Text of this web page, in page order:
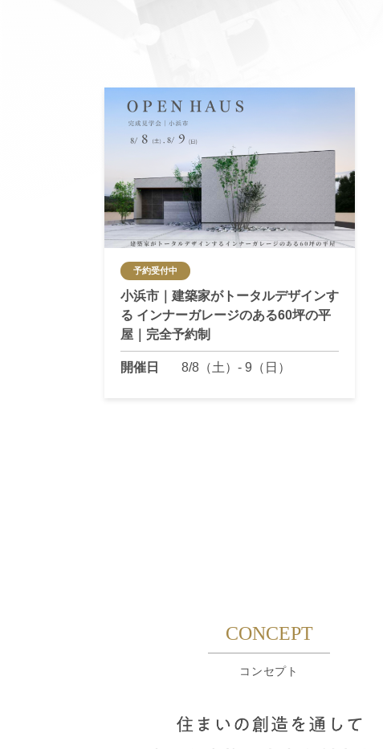
予約受付中
小浜市｜建築家がトータルデザインす
る インナーガレージのある60坪の平
屋｜完全予約制
開催日 8/8（土）- 9（日）
CONCEPT
コンセプト